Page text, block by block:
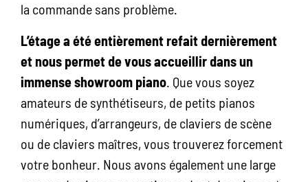
la commande sans problème.
L’étage a été entièrement refait dernièrement
et nous permet de vous accueillir dans un
immense showroom piano. Que vous soyez
amateurs de synthétiseurs, de petits pianos
numériques, d’arrangeurs, de claviers de scène
ou de claviers maîtres, vous trouverez forcement
votre bonheur. Nous avons également une large